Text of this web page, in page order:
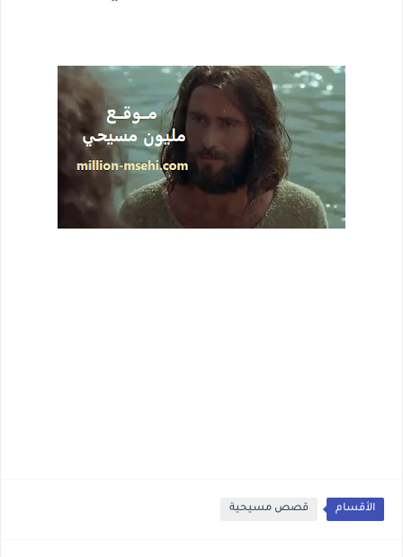
الأقسام قصص مسيحية